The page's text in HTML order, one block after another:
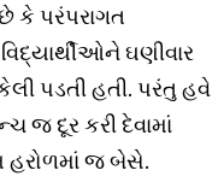
કે પરંપરાગત
ઘણીવાર
પડતી હતી. પરંતુ હવે
જ દૂર કરી દેવામાં
હરોળમાં જ બેસે.